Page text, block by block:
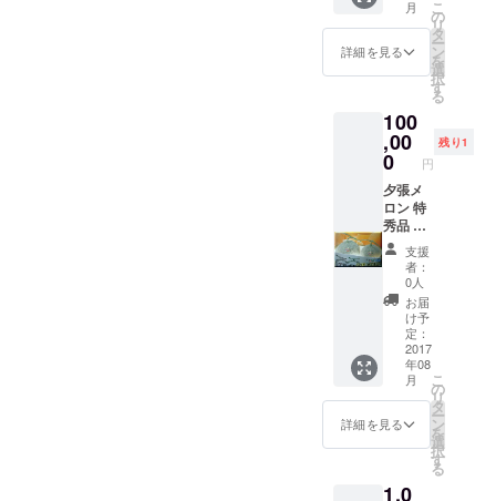
益費
5000
円、初
期費用
10000
ころ、
まとめ
て５万
円で。
2018年
6月まで
有効で
す。ス
キー
シーズ
ンにい
かがで
すか？
（住人
のキャ
パがあ
ります
ので、
時期は
応相談
月
詳細を見る
こ
の
リ
タ
ー
ン
を
選
択
す
る
100
,00
0 円
残り1
夕張メ
ロン 特
秀品 ２
玉（最
高級）
贈答用
にもぜ
ひ！
支援
者：
0人
お届
け予
定：
2017
年08
月
詳細を見る
こ
の
リ
タ
ー
ン
を
選
択
す
る
1,0